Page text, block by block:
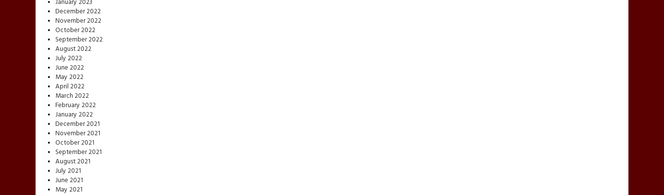
January 2023
December 2022
November 2022
October 2022
September 2022
August 2022
July 2022
June 2022
May 2022
April 2022
March 2022
February 2022
January 2022
December 2021
November 2021
October 2021
September 2021
August 2021
July 2021
June 2021
May 2021